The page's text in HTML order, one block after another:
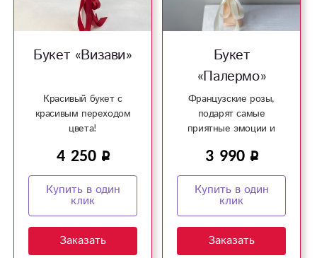
Букет «Визави»
Красивый букет с
красивым переходом
цвета!
4 250
Купить в один
клик
Заказать
Букет
«Палермо»
Французские розы,
подарят самые
приятные эмоции и
3 990
Купить в один
клик
Заказать